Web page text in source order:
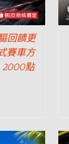
回饋更
賽車方
2000點